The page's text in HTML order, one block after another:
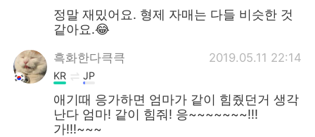
정말 재밌어요. 형제 자매는 다들 비슷한 것
같아요.😂
흑화한다큭큭 2019.05.11 22:14
KR JP
애기때 응가하면 엄마가 같이 힘줬던거 생각
난다 엄마! 같이 힘줘! 응~~~~~~~!!!
가!!!~~~